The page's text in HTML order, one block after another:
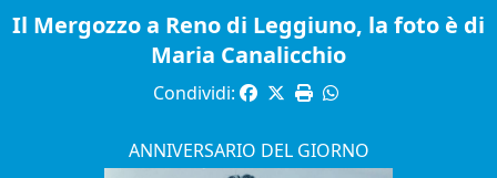
Il Mergozzo a Reno di Leggiuno, la foto è di
Maria Canalicchio
Condividi:
ANNIVERSARIO DEL GIORNO